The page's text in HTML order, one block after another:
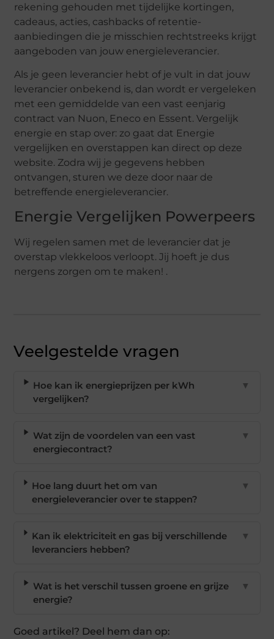
rekening gehouden met tijdelijke kortingen,
cadeaus, acties, cashbacks of retentie-
aanbiedingen die je misschien rechtstreeks krijgt
aangeboden van jouw energieleverancier.
Als je geen leverancier hebt of je vult in dat jouw
leverancier onbekend is, dan wordt er vergeleken
met een gemiddelde van een vast eenjarig
contract van Nuon, Eneco en Essent. Vergelijk
energie en stap over: zo gaat dat Energie
vergelijken en overstappen kan direct op deze
website. Zodra wij je gegevens hebben
ontvangen, sturen we deze door naar de
betreffende energieleverancier.
Energie Vergelijken Powerpeers
Wij regelen samen met de leverancier dat je
overstap vlekkeloos verloopt. Jij hoeft je dus
nergens zorgen om te maken! .
Veelgestelde vragen
Hoe kan ik energieprijzen per kWh
vergelijken?
▼
Wat zijn de voordelen van een vast
energiecontract?
▼
Hoe lang duurt het om van
energieleverancier over te stappen?
▼
Kan ik elektriciteit en gas bij verschillende
leveranciers hebben?
▼
Wat is het verschil tussen groene en grijze
energie?
▼
Goed artikel? Deel hem dan op: